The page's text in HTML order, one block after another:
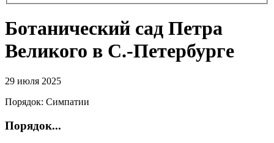
Ботанический сад Петра
Великого в С.-Петербурге
29 июля 2025
Порядок: Симпатии
Порядок...